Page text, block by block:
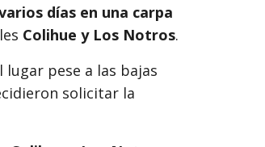
días en una carpa
Colihue y Los Notros.
pese a las bajas
solicitar la